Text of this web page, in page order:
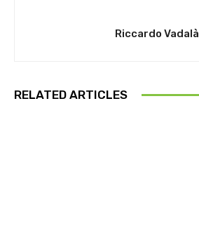
Riccardo Vadalà
RELATED ARTICLES